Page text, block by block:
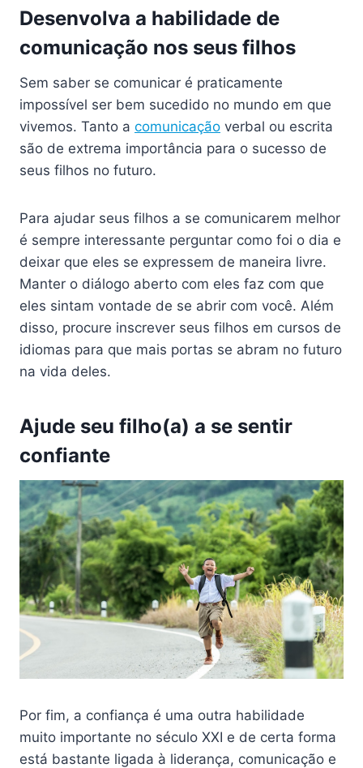
Desenvolva a habilidade de
comunicação nos seus filhos
Sem saber se comunicar é praticamente
impossível ser bem sucedido no mundo em que
vivemos. Tanto a comunicação verbal ou escrita
são de extrema importância para o sucesso de
seus filhos no futuro.
Para ajudar seus filhos a se comunicarem melhor
é sempre interessante perguntar como foi o dia e
deixar que eles se expressem de maneira livre.
Manter o diálogo aberto com eles faz com que
eles sintam vontade de se abrir com você. Além
disso, procure inscrever seus filhos em cursos de
idiomas para que mais portas se abram no futuro
na vida deles.
Ajude seu filho(a) a se sentir
confiante
Por fim, a confiança é uma outra habilidade
muito importante no século XXI e de certa forma
está bastante ligada à liderança, comunicação e